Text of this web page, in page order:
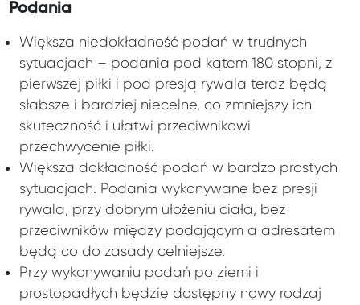
Podania
Większa niedokładność podań w trudnych
sytuacjach – podania pod kątem 180 stopni, z
pierwszej piłki i pod presją rywala teraz będą
słabsze i bardziej niecelne, co zmniejszy ich
skuteczność i ułatwi przeciwnikowi
przechwycenie piłki.
Większa dokładność podań w bardzo prostych
sytuacjach. Podania wykonywane bez presji
rywala, przy dobrym ułożeniu ciała, bez
przeciwników między podającym a adresatem
będą co do zasady celniejsze.
Przy wykonywaniu podań po ziemi i
prostopadłych będzie dostępny nowy rodzaj